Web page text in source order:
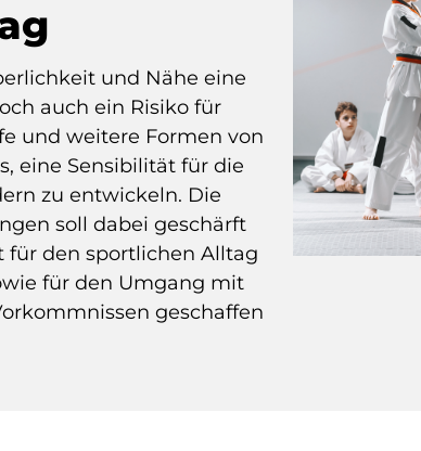
und Nähe eine
auch ein Risiko für
und weitere Formen von
eine Sensibilität für die
zu entwickeln. Die
soll dabei geschärft
den sportlichen Alltag
für den Umgang mit
geschaffen